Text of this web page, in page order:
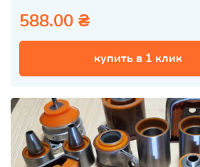
588.00 ₴
купить в 1 клик